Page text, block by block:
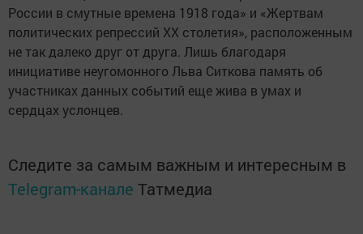
России в смутные времена 1918 года» и «Жертвам
политических репрессий ХХ столетия», расположенным
не так далеко друг от друга. Лишь благодаря
инициативе неугомонного Льва Ситкова память об
участниках данных событий еще жива в умах и
сердцах услонцев.
Следите за самым важным и интересным в
Telegram-канале Татмедиа